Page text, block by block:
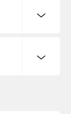
に関す
復興